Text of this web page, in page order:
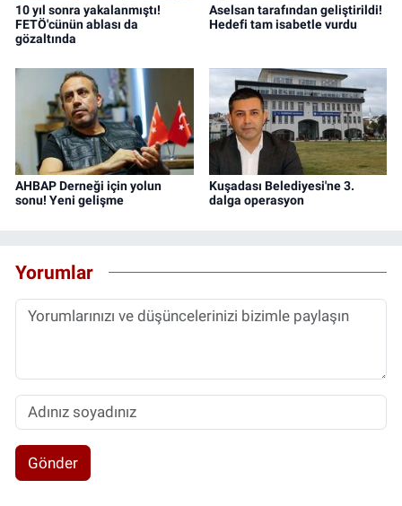
10 yıl sonra yakalanmıştı!
FETÖ'cünün ablası da
gözaltında
Aselsan tarafından geliştirildi!
Hedefi tam isabetle vurdu
AHBAP Derneği için yolun
sonu! Yeni gelişme
Kuşadası Belediyesi'ne 3.
dalga operasyon
Yorumlar
Gönder